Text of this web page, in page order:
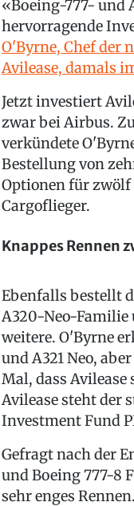
«Boeing-777- und
hervorragende
O'Byrne, Chef der
Avilease, damals
Jetzt investiert
zwar bei Airbus.
verkündete
Bestellung von
Optionen für
Cargoflieger.
Knappes Rennen
Ebenfalls bestellt
A320-Neo-Familie
weitere. O'Byrne
und A321 Neo,
Mal, dass
Avilease steht der
Investment Fund
Gefragt nach der
und Boeing 777-8
sehr enges